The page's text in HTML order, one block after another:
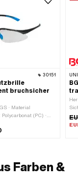
30151
bruchsicher
· Material
(PC) ·
bruchsicher ·
Farben &